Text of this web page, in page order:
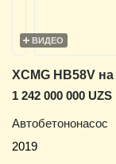
ВИДЕО
XCMG HB58V
1 242 000 000 UZS
Автобетононасос
2019